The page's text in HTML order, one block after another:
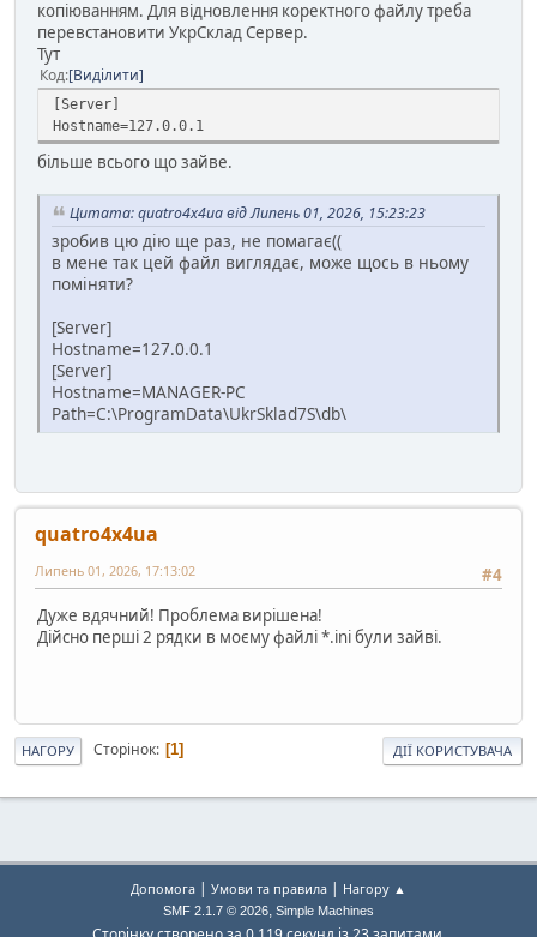
копіюванням. Для відновлення коректного файлу треба
перевстановити УкрСклад Сервер.
Тут
Код Виділити
[Server]
Hostname=127.0.0.1
більше всього що зайве.
Цитата: quatro4x4ua від Липень 01, 2026, 15:23:23
зробив цю дію ще раз, не помагає((
в мене так цей файл виглядає, може щось в ньому
поміняти?
[Server]
Hostname=127.0.0.1
[Server]
Hostname=MANAGER-PC
Path=C:\ProgramData\UkrSklad7S\db\
quatro4x4ua
#4
Липень 01, 2026, 17:13:02
Дуже вдячний! Проблема вирішена!
Дійсно перші 2 рядки в моєму файлі *.ini були зайві.
НАГОРУ Сторінок 1 ДІЇ КОРИСТУВАЧА
Допомога | Умови та правила | Нагору ▲
SMF 2.1.7 © 2026, Simple Machines